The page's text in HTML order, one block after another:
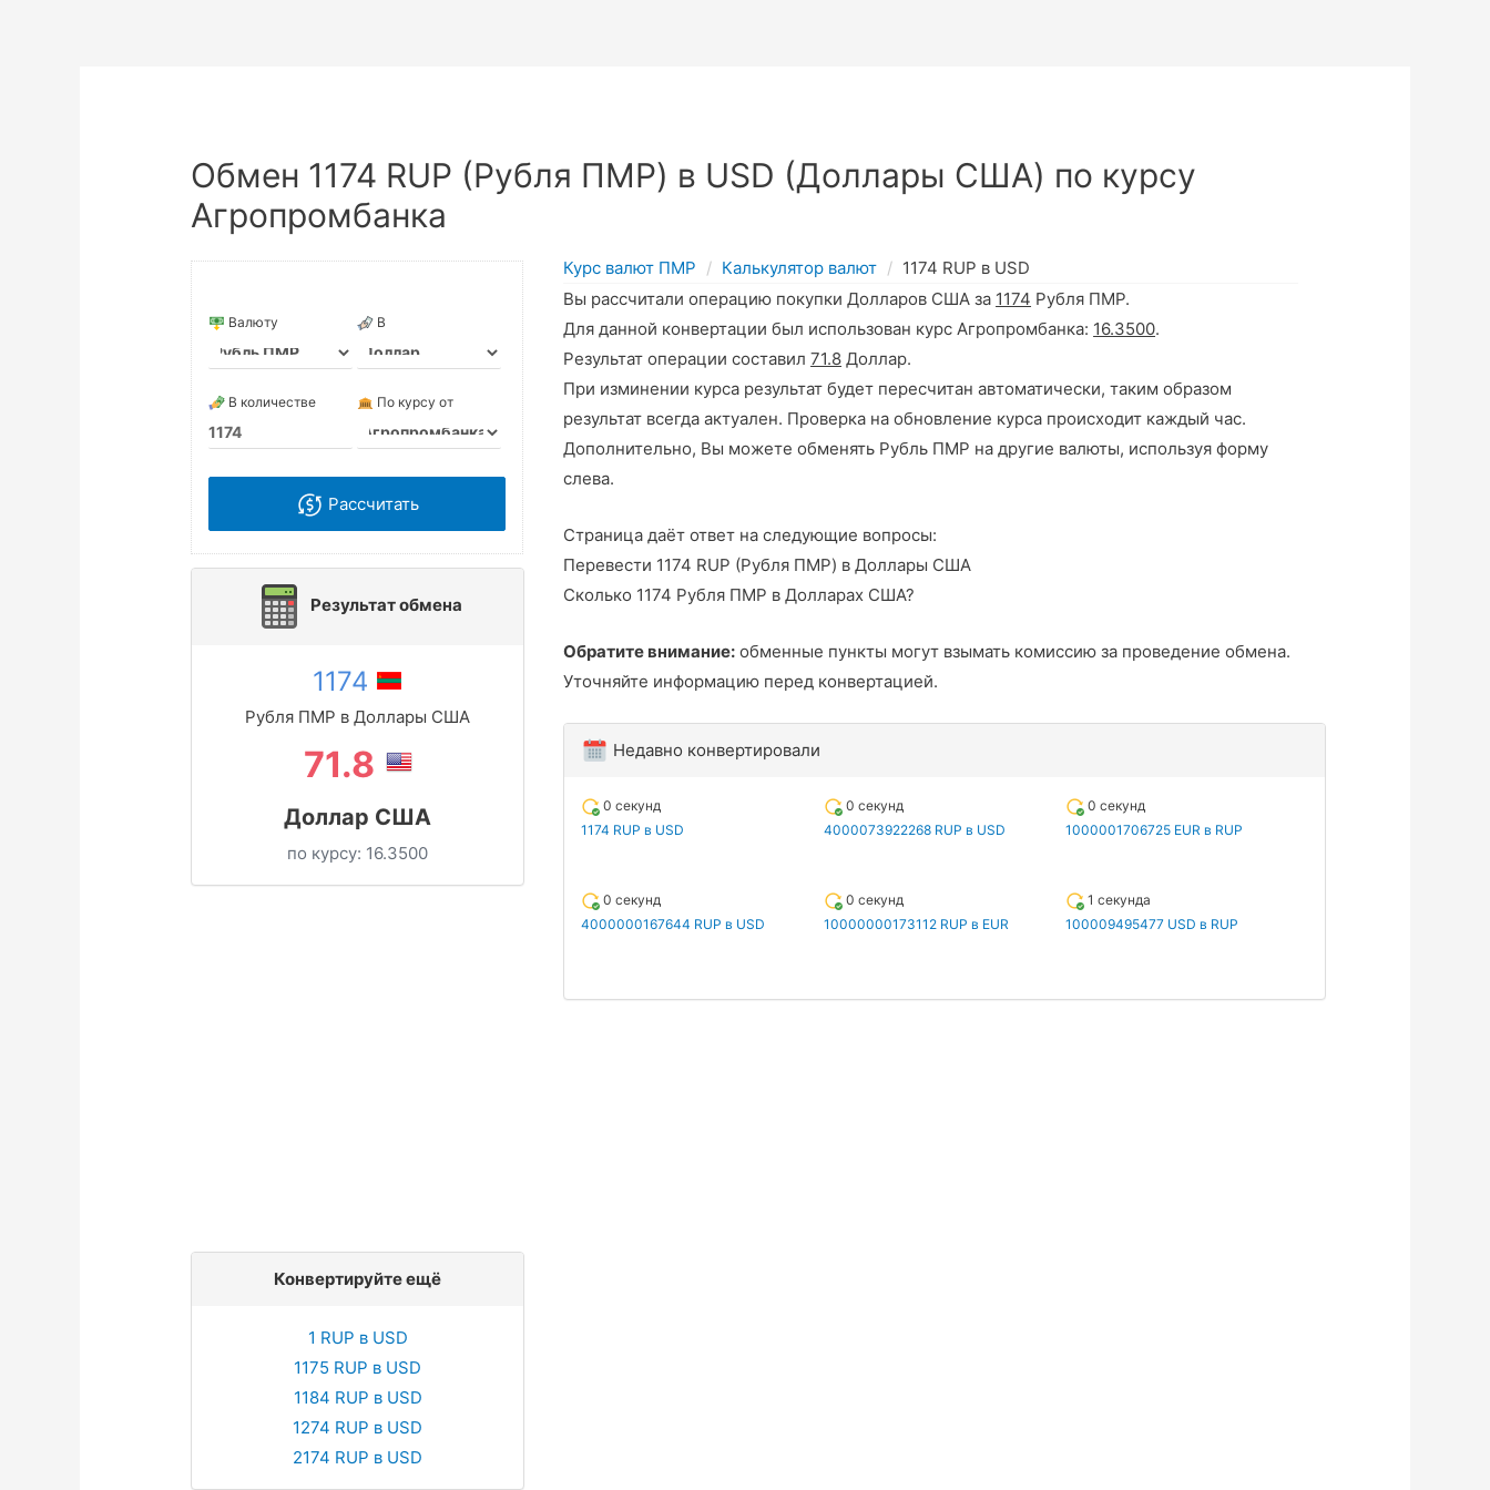
Обмен 1174 RUP (Рубля ПМР) в USD (Доллары США) по курсу
Агропромбанка
Валюту В
В количестве По курсу от
Рассчитать
Результат обмена
1174
Рубля ПМР в Доллары США
71.8
Доллар США
по курсу: 16.3500
Конвертируйте ещё
1 RUP в USD
1175 RUP в USD
1184 RUP в USD
1274 RUP в USD
2174 RUP в USD
Курс валют ПМР Калькулятор валют
1174 RUP в USD
Вы рассчитали операцию покупки Долларов США за 1174 Рубля ПМР.
Для данной конвертации был использован курс Агропромбанка: 16.3500.
Результат операции составил71.8 Доллар.
При изминении курса результат будет пересчитан автоматически, таким образом
результат всегда актуален. Проверка на обновление курса происходит каждый час.
Дополнительно, Вы можете обменять Рубль ПМР на другие валюты, используя форму
слева.
Страница даёт ответ на следующие вопросы:
Перевести 1174 RUP (Рубля ПМР) в Доллары США
Сколько 1174 Рубля ПМР в Долларах США?
Обратите внимание: обменные пункты могут взымать комиссию за проведение обмена.
Уточняйте информацию перед конвертацией.
Недавно конвертировали
0 секунд
1174 RUP в USD
0 секунд
4000073922268 RUP в USD
0 секунд
1000001706725 EUR в RUP
0 секунд
4000000167644 RUP в USD
0 секунд
10000000173112 RUP в EUR
1 секунда
100009495477 USD в RUP